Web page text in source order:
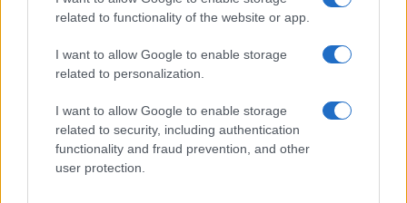
related to functionality of the website or app.
I want to allow Google to enable storage
related to personalization.
I want to allow Google to enable storage
related to security, including authentication
functionality and fraud prevention, and other
user protection.
Incidente Olbia, poliziotto in vacanza salva 6
alle 5